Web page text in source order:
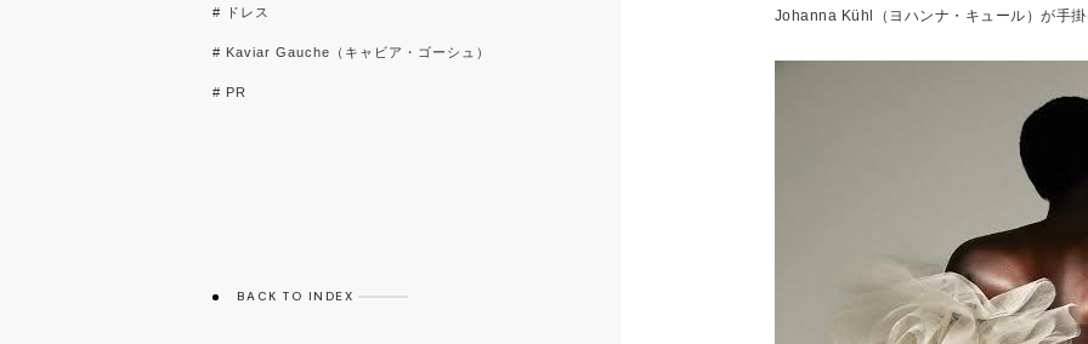
# ドレス
# Kaviar Gauche（キャビア・ゴーシュ）
# PR
BACK TO INDEX
Johanna Kühl
（ヨハンナ・キュール）が手